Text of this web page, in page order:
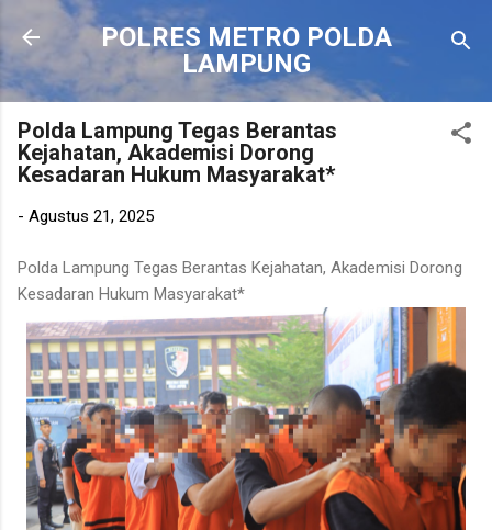
Langsung ke konten utama
POLRES METRO POLDA
LAMPUNG
Polda Lampung Tegas Berantas
Kejahatan, Akademisi Dorong
Kesadaran Hukum Masyarakat*
- Agustus 21, 2025
Polda Lampung Tegas Berantas Kejahatan, Akademisi Dorong
Kesadaran Hukum Masyarakat*